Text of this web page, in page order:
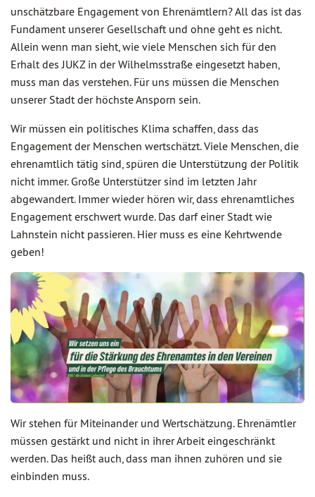
unschätzbare Engagement von Ehrenämtlern? All das ist das
Fundament unserer Gesellschaft und ohne geht es nicht.
Allein wenn man sieht, wie viele Menschen sich für den
Erhalt des JUKZ in der Wilhelmsstraße eingesetzt haben,
muss man das verstehen. Für uns müssen die Menschen
unserer Stadt der höchste Ansporn sein.
Wir müssen ein politisches Klima schaffen, dass das
Engagement der Menschen wertschätzt. Viele Menschen, die
ehrenamtlich tätig sind, spüren die Unterstützung der Politik
nicht immer. Große Unterstützer sind im letzten Jahr
abgewandert. Immer wieder hören wir, dass ehrenamtliches
Engagement erschwert wurde. Das darf einer Stadt wie
Lahnstein nicht passieren. Hier muss es eine Kehrtwende
geben!
Wir stehen für Miteinander und Wertschätzung. Ehrenämtler
müssen gestärkt und nicht in ihrer Arbeit eingeschränkt
werden. Das heißt auch, dass man ihnen zuhören und sie
einbinden muss.